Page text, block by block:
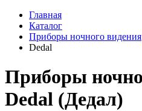
Главная
Каталог
Приборы ночного видения
Dedal
Приборы
Dedal (Дедал)